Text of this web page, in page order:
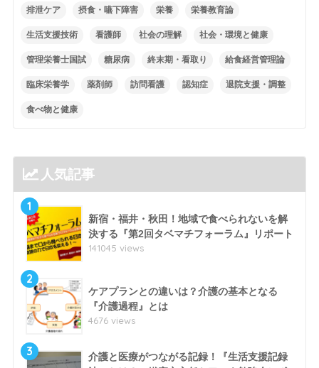
排泄ケア 摂食・嚥下障害 栄養 栄養教育論
生活支援技術 看護師 社会の理解 社会・環境と健康
管理栄養士国試 糖尿病 終末期・看取り 給食経営管理論
臨床栄養学 薬剤師 訪問看護 認知症 退院支援・調整
食べ物と健康
人気記事
1
新宿・福井・秋田！地域で食べられないを解
決する『第2回タベマチフォーラム』リポート
141045 views
2
ケアプランとの違いは？介護の基本となる
『介護過程』とは
4676 views
3
介護と医療がつながる記録！『生活支援記録